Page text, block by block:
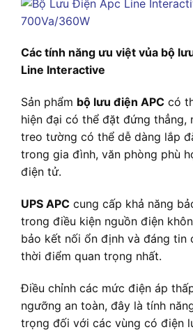
Các tính năng ưu việt vủa bộ
Line Interactive
Sản phẩm bộ lưu điện APC có
hiện đại có thể đặt đứng thẳng,
treo tường có thể dễ dàng lắp
trong gia đình, văn phòng phù
điện tử.
UPS APC cung cấp khả năng
trong điều kiện nguồn điện
bảo kết nối ổn định và đáng tin
thời điểm quan trọng nhất.
Điều chỉnh các mức điện áp
ngưỡng an toàn, đây là tính
trọng đối với các vùng có điện